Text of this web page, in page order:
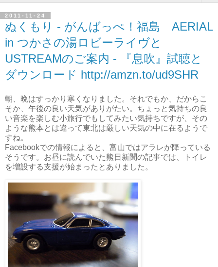
2011-11-24
ぬくもり - がんばっぺ！福島 AERIAL
in つかさの湯ロビーライヴと
USTREAMのご案内 - 『息吹』試聴と
ダウンロード http://amzn.to/ud9SHR
朝、晩はすっかり寒くなりました。それでもか、だからこ
そか、午後の良い天気がありがたい。ちょっと気持ちの良
い音楽を楽しむ小旅行でもしてみたい気持ちですが、その
ような熊本とは違って東北は厳しい天気の中に在るようで
すね。
Facebookでの情報によると、富山ではアラレが降っている
そうです。お昼に読んでいた熊日新聞の記事では、トイレ
を増設する支援が始まったとありました。